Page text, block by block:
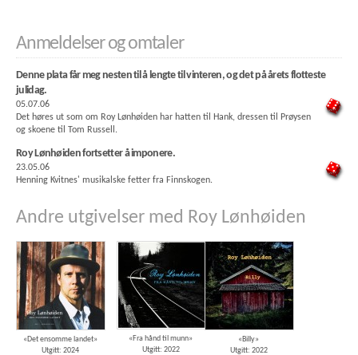
Anmeldelser og omtaler
Denne plata får meg nesten til å lengte til vinteren, og det på årets flotteste
julidag.
05.07.06
Det høres ut som om Roy Lønhøiden har hatten til Hank, dressen til Prøysen
og skoene til Tom Russell.
Roy Lønhøiden fortsetter å imponere.
23.05.06
Henning Kvitnes' musikalske fetter fra Finnskogen.
Andre utgivelser med Roy Lønhøiden
«Det ensomme landet»
Utgitt: 2024
«Fra hånd til munn»
Utgitt: 2022
«Billy»
Utgitt: 2022